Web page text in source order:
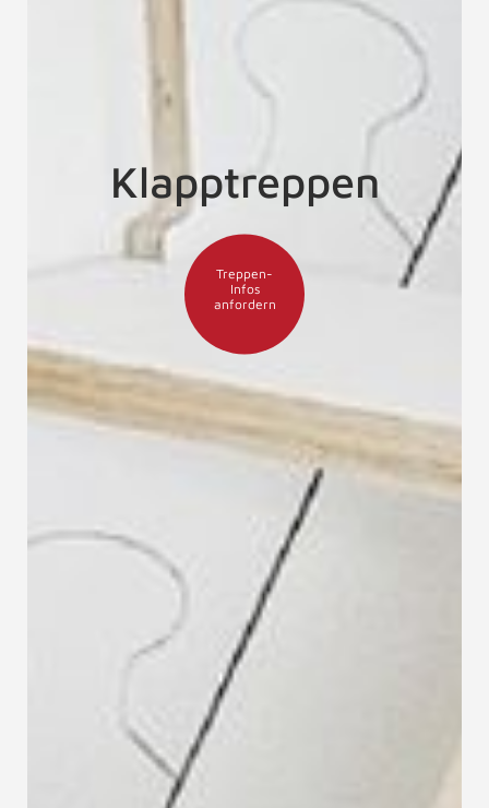
Klapptreppen
Treppen-
Infos
anfordern